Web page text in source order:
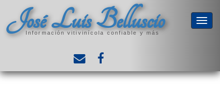
José Luis Belluscio
Información vitivinícola confiable y más